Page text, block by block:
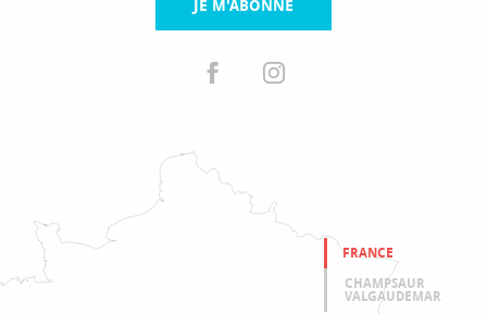
JE M'ABONNE
FRANCE
CHAMPSAUR
VALGAUDEMAR